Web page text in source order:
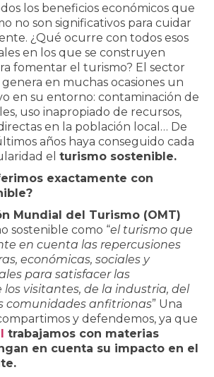
los beneficios económicos que
no son significativos para cuidar
¿Qué ocurre con todos esos
en los que se construyen
fomentar el turismo? El sector
en muchas ocasiones un
en su entorno: contaminación de
uso inapropiado de recursos,
en la población local… De
años haya conseguido cada
el turismo sostenible.
exactamente con
Mundial del Turismo (OMT)
sostenible como “el turismo que
en cuenta las repercusiones
económicas, sociales y
para satisfacer las
los visitantes, de la industria, del
comunidades anfitrionas” Una
y defendemos, ya que
trabajamos con materias
en cuenta su impacto en el